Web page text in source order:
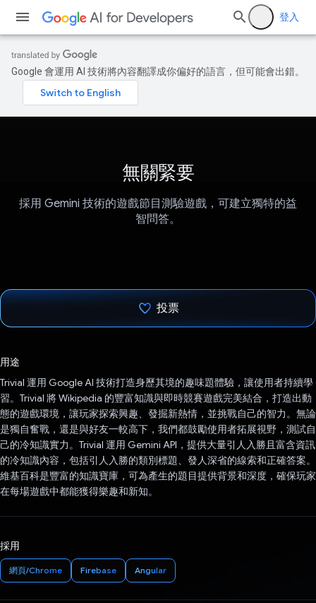
登入
Google 會運用 AI 技術將內容翻譯成你偏好的語言，但可能會出錯。
無關緊要
採用 Gemini 技術的遊戲節目測驗遊戲，可建立獨特的益
智問答。
投票
用途
Trivial 運用 Google AI 技術打造身歷其境的趣味題體驗，讓使用者持續學
習。Trivial 將 Wikipedia 的豐富知識與即時競賽遊戲完美結合，打造出動
態的遊戲環境，讓玩家探索興趣、發掘新熱情，並挑戰自己的智力。無論
是獨自奮戰，還是與好友一較高下，我們都鼓勵使用者拓展視野，測試自
己的冷知識實力。Trivial 運用 Gemini API，提供大量引人入勝且富含資訊
的冷知識內容，包括引人入勝的類別標題、發人深省的線索和正確答案。
維基百科是豐富的知識寶庫，可為產生的題目提供背景和深度，確保玩家
在每場遊戲中都能獲得樂趣和新知。
採用
網頁/Chrome Firebase Angular